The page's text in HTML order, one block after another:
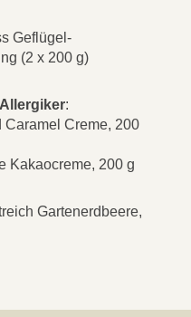
Geflügel-
(2 x 200 g)
:
Caramel Creme, 200
Kakaocreme, 200 g
Gartenerdbeere,